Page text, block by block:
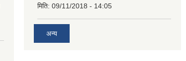
मिति: 09/11/2018 - 14:05
अन्य